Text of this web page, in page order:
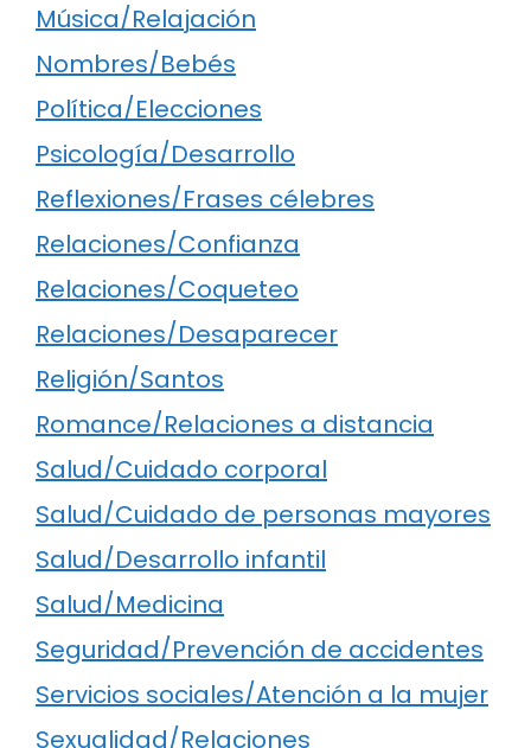
Música/Relajación
Nombres/Bebés
Política/Elecciones
Psicología/Desarrollo
Reflexiones/Frases célebres
Relaciones/Confianza
Relaciones/Coqueteo
Relaciones/Desaparecer
Religión/Santos
Romance/Relaciones a distancia
Salud/Cuidado corporal
Salud/Cuidado de personas mayores
Salud/Desarrollo infantil
Salud/Medicina
Seguridad/Prevención de accidentes
Servicios sociales/Atención a la mujer
Sexualidad/Relaciones